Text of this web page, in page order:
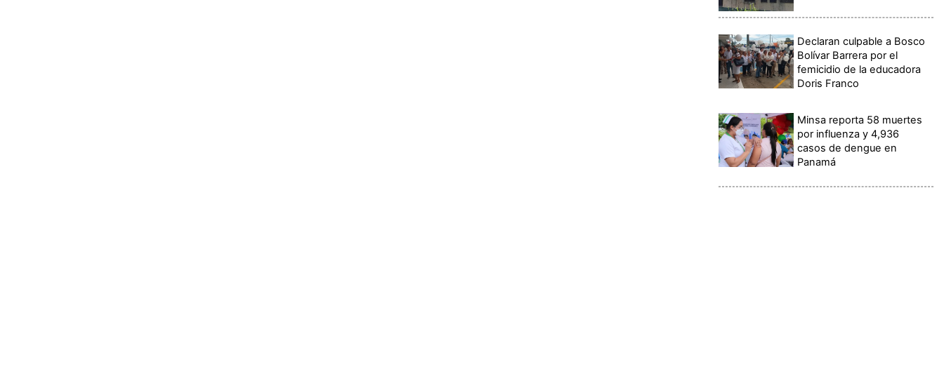
Declaran culpable a Bosco
Bolívar Barrera por el
femicidio de la educadora
Doris Franco
Minsa reporta 58 muertes
por influenza y 4,936
casos de dengue en
Panamá